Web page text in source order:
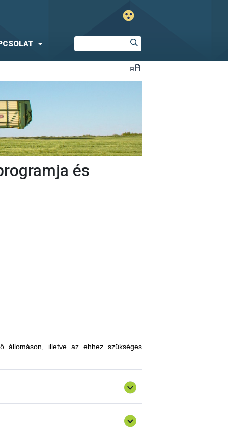
és
állomáson, illetve az ehhez szükséges
limitálhatóak a mezőgazdasági
kártevőkkel szembeni ellenálló
a hagyományostól eltérő jellegű tudás
gazdagodhatnak, a fajtahasználaton
innovatív ismereteket, növénykultúrákat
csökkenthetik a szennyezőanyag
alkalmas fajták vizsgálata